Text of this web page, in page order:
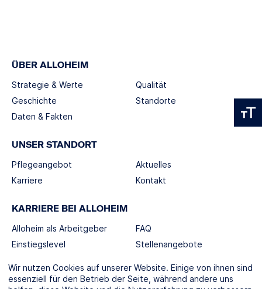
ÜBER ALLOHEIM
Strategie & Werte
Geschichte
Daten & Fakten
Qualität
Standorte
UNSER STANDORT
Pflegeangebot
Karriere
Aktuelles
Kontakt
KARRIERE BEI ALLOHEIM
Alloheim als Arbeitgeber
Einstiegslevel
FAQ
Stellenangebote
Wir nutzen Cookies auf unserer Website. Einige von ihnen sind
essenziell für den Betrieb der Seite, während andere uns